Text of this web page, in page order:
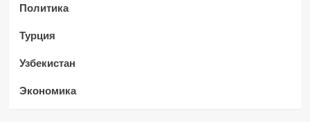
Политика
Турция
Узбекистан
Экономика